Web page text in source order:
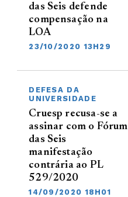
das Seis defende
compensação na
LOA
23/10/2020 13H29
DEFESA DA
UNIVERSIDADE
Cruesp recusa-se a
assinar com o Fórum
das Seis
manifestação
contrária ao PL
529/2020
14/09/2020 18H01